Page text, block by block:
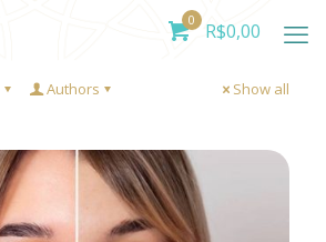
0 R$0,00
Authors Show all